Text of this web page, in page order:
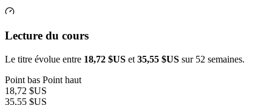
Lecture du cours
Le titre évolue entre 18,72 $US et 35,55 $US sur 52 semaines.
Point bas Point haut
18,72 $US
35,55 $US